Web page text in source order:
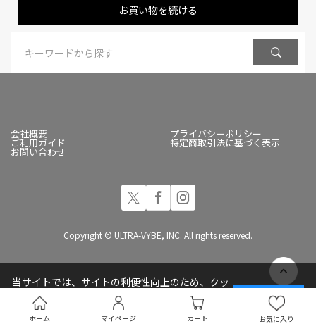
ホーム マイページ カート お気に入り
お買い物を続ける
キーワードから探す
会社概要 プライバシーポリシー
ご利用ガイド 特定商取引法に基づく表示
お問い合わせ
Copyright © ULTRA-VYBE, INC. All rights reserved.
当サイトでは、サイトの利便性向上のため、クッ
キー(Cookie)を使用しています
プライバシーポリシー
承諾する